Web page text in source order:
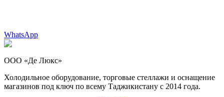
WhatsApp
ООО «Де Люкс»
Холодильное оборудование, торговые стеллажи и оснащение
магазинов под ключ по всему Таджикистану с 2014 года.